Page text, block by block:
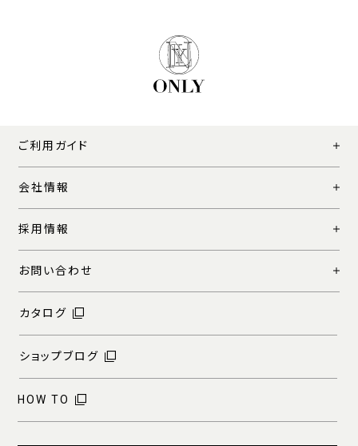
ご利用ガイド
会社情報
採用情報
お問い合わせ
カタログ
ショップブログ
HOW TO